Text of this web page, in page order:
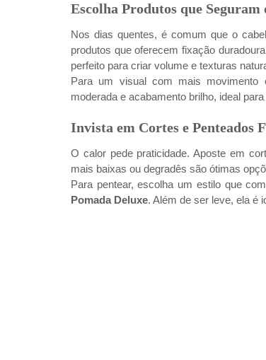
Escolha Produtos que Seguram
Nos dias quentes, é comum que o
produtos que oferecem fixação
perfeito para criar volume e texturas
Para um visual com mais movimento
moderada e acabamento brilho, ideal
Invista em Cortes e Penteados
O calor pede praticidade. Aposte em
mais baixas ou degradês são ótimas
Pomada Deluxe. Além de ser leve, ela é